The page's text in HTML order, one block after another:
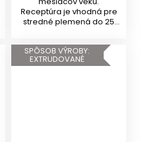
Receptúra je vhodná pre
stredné plemená do 25
SPÔSOB VÝROBY:
EXTRUDOVANÉ